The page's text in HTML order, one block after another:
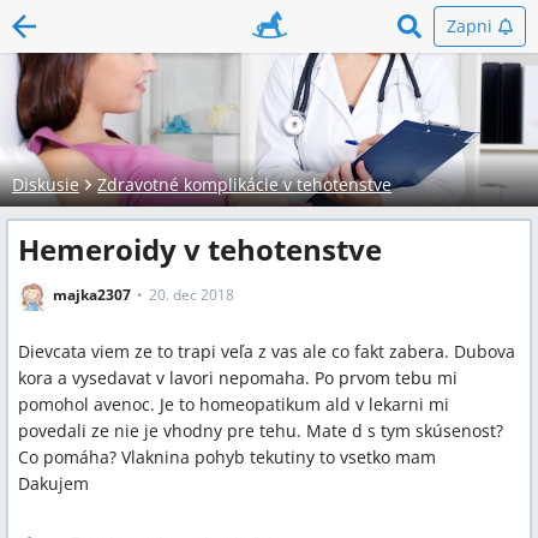
Zapni
Diskusie Zdravotné komplikácie v tehotenstve
Hemeroidy v tehotenstve
majka2307 20. dec 2018
Dievcata viem ze to trapi veľa z vas ale co fakt zabera. Dubova
kora a vysedavat v lavori nepomaha. Po prvom tebu mi
pomohol avenoc. Je to homeopatikum ald v lekarni mi
povedali ze nie je vhodny pre tehu. Mate d s tym skúsenost?
Co pomáha? Vlaknina pohyb tekutiny to vsetko mam
Dakujem